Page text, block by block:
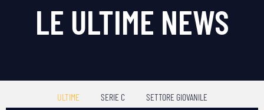
LE ULTIME NEWS
ULTIME SERIE C SETTORE GIOVANILE